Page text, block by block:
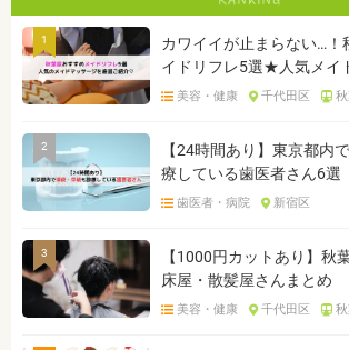
1
カワイイが止まらない…！
イドリフレ5選★人気メイ
美容・健康 千代田区
2
【24時間あり】東京都内
療している歯医者さん6選
歯医者・病院 新宿区
3
【1000円カットあり】秋
床屋・散髪屋さんまとめ
美容・健康 千代田区